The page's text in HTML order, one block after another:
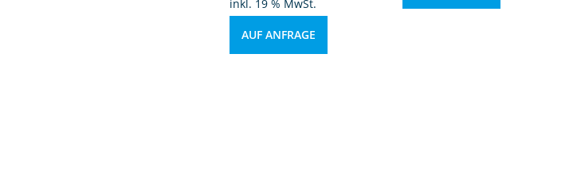
inkl. 19 % MwSt.
AUF ANFRAGE